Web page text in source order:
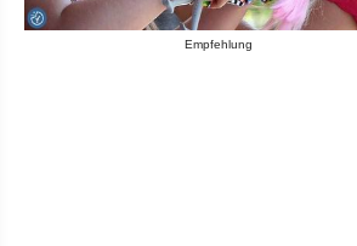
Empfehlung